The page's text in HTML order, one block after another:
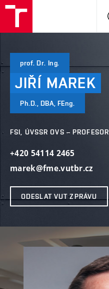
prof. Dr. Ing.
JIŘÍ MAREK
Ph.D., DBA, FEng.
FSI, ÚVSSR OVS – PROFESOR
+420 54114 2465
marek@fme.vutbr.cz
ODESLAT VUT ZPRÁVU